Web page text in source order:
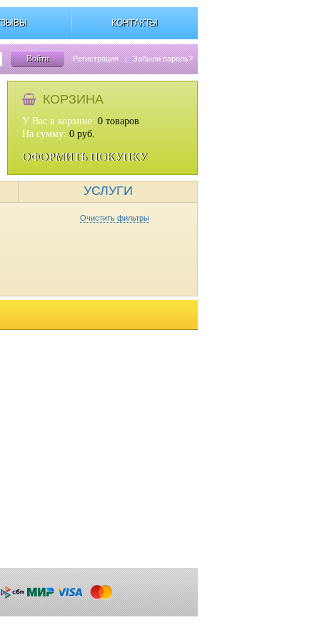
КОНТАКТЫ
Войти Регистрация | Забыли пароль?
КОРЗИНА
У Вас в корзине: 0 товаров
На сумму: 0 руб.
ОФОРМИТЬ ПОКУПКУ
УСЛУГИ
Очистить фильтры